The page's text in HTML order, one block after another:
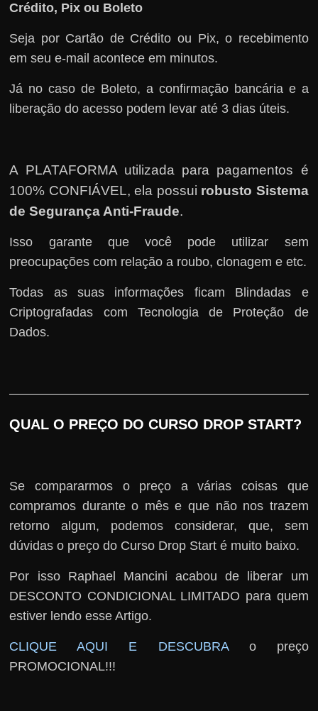
Crédito, Pix ou Boleto
Seja por Cartão de Crédito ou Pix, o recebimento
em seu e-mail acontece em minutos.
Já no caso de Boleto, a confirmação bancária e a
liberação do acesso podem levar até 3 dias úteis.
A PLATAFORMA utilizada para pagamentos é
100% CONFIÁVEL, ela possui robusto Sistema
de Segurança Anti-Fraude.
Isso garante que você pode utilizar sem
preocupações com relação a roubo, clonagem e etc.
Todas as suas informações ficam Blindadas e
Criptografadas com Tecnologia de Proteção de
Dados.
QUAL O PREÇO DO CURSO DROP START?
Se compararmos o preço a várias coisas que
compramos durante o mês e que não nos trazem
retorno algum, podemos considerar, que, sem
dúvidas o preço do Curso Drop Start é muito baixo.
Por isso Raphael Mancini acabou de liberar um
DESCONTO CONDICIONAL LIMITADO para quem
estiver lendo esse Artigo.
CLIQUE AQUI E DESCUBRAo preço
PROMOCIONAL!!!